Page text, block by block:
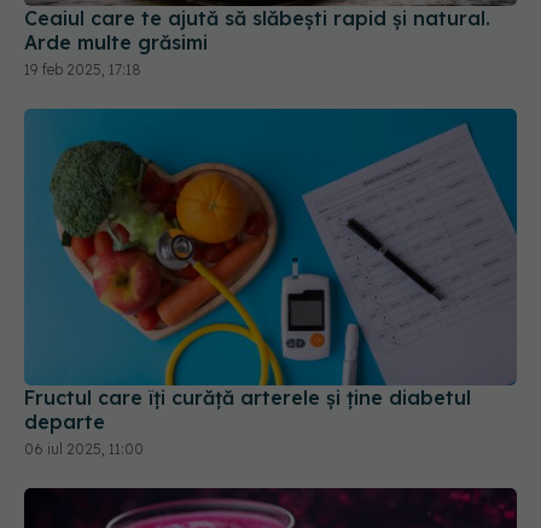
Ceaiul care te ajută să slăbești rapid și natural.
Arde multe grăsimi
19 feb 2025, 17:18
Fructul care îți curăță arterele și ține diabetul
departe
06 iul 2025, 11:00